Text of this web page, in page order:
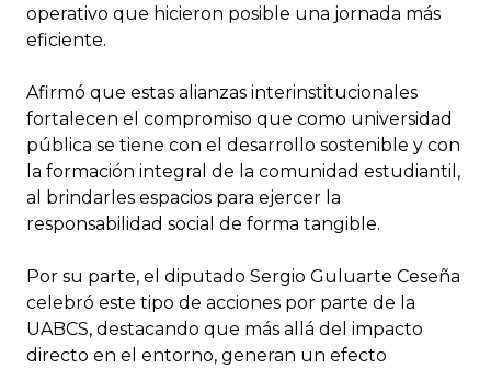
operativo que hicieron posible una jornada más
eficiente.
Afirmó que estas alianzas interinstitucionales
fortalecen el compromiso que como universidad
pública se tiene con el desarrollo sostenible y con
la formación integral de la comunidad estudiantil,
al brindarles espacios para ejercer la
responsabilidad social de forma tangible.
Por su parte, el diputado Sergio Guluarte Ceseña
celebró este tipo de acciones por parte de la
UABCS, destacando que más allá del impacto
directo en el entorno, generan un efecto